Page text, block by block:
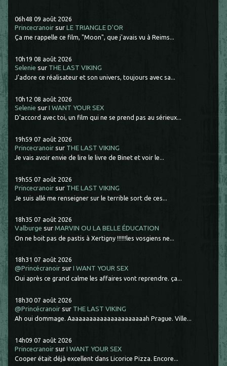
06h48 09 août 2026
Princecranoir surLE TRIANGLE D'OR
Ça me rappelle ce film, "Moon", que j'avais vu à Reims...
10h19 08 août 2026
Selenie sur THE LAST VIKING
J'adore ce réalisateur et son univers, toujours avec sa...
10h12 08 août 2026
Selenie surI WANT YOUR SEX
D'accord avec toi, un film qui ne se prend pas au sérieux...
19h59 07 août 2026
Princecranoir sur THE LAST VIKING
Je vais avoir envie de lire le livre de Binet et voir le...
19h55 07 août 2026
Princecranoir sur THE LAST VIKING
Je suis allé me renseigner sur le terrible sort de ces...
18h35 07 août 2026
Valburge surMARVIN OU LA BELLE ÉDUCATION
On ne boit pas de pastis à Xertigny !!!!!!les vosgiens ne...
18h31 07 août 2026
@Princécranoir surI WANT YOUR SEX
Oui après ce grand calme les affaires vont reprendre. ça...
18h30 07 août 2026
@Princécranoir sur THE LAST VIKING
Ah oui dommage. Aaaaaaaaaaaaaaaaaaaaaah Prague. Ville...
14h09 07 août 2026
Princecranoir surI WANT YOUR SEX
Cooper était déjà excellent dans Licorice Pizza. Encore...